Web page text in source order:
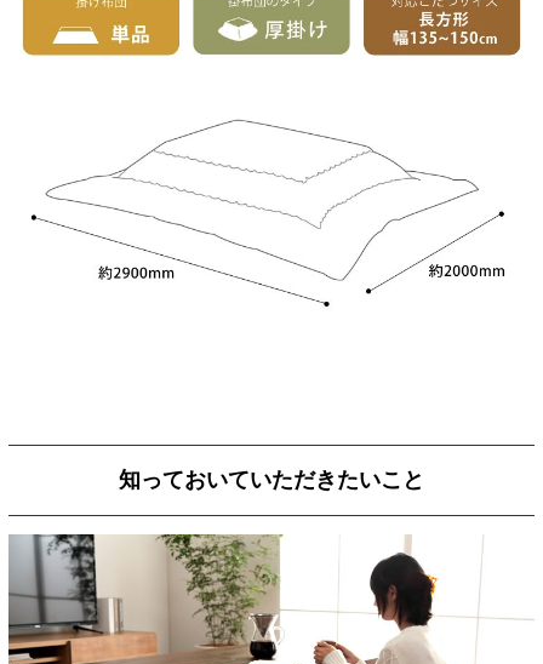
知っておいていただきたいこと